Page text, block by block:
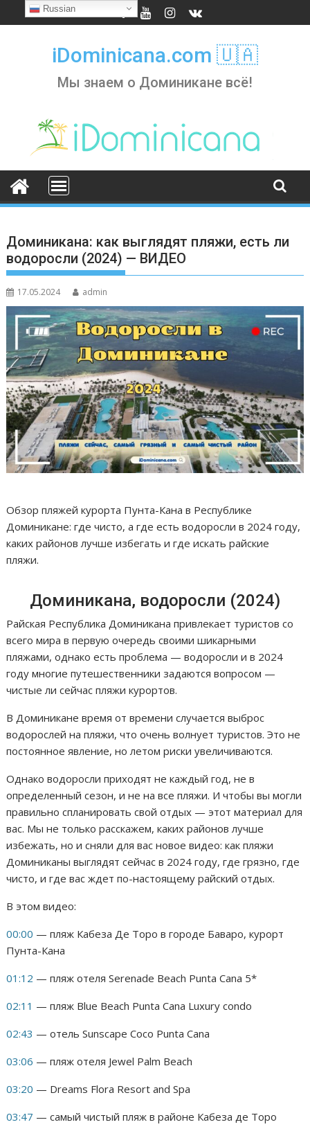
to
iDominicana.com 🇺🇦
Мы знаем о Доминикане всё!
Доминикана: как выглядят пляжи, есть ли
водоросли (2024) — ВИДЕО
17.05.2024 admin
Обзор пляжей курорта Пунта-Кана в Республике
Доминикане: где чисто, а где есть водоросли в 2024 году,
каких районов лучше избегать и где искать райские
пляжи.
Доминикана, водоросли (2024)
Райская Республика Доминикана привлекает туристов со
всего мира в первую очередь своими шикарными
пляжами, однако есть проблема — водоросли и в 2024
году многие путешественники задаются вопросом —
чистые ли сейчас пляжи курортов.
В Доминикане время от времени случается выброс
водорослей на пляжи, что очень волнует туристов. Это не
постоянное явление, но летом риски увеличиваются.
Однако водоросли приходят не каждый год, не в
определенный сезон, и не на все пляжи. И чтобы вы могли
правильно спланировать свой отдых — этот материал для
вас. Мы не только расскажем, каких районов лучше
избежать, но и сняли для вас новое видео: как пляжи
Доминиканы выглядят сейчас в 2024 году, где грязно, где
чисто, и где вас ждет по-настоящему райский отдых.
В этом видео:
00:00 — пляж Кабеза Де Торо в городе Баваро, курорт
Пунта-Кана
01:12 — пляж отеля Serenade Beach Punta Cana 5*
02:11 — пляж Blue Beach Punta Cana Luxury condo
02:43 — отель Sunscape Coco Punta Cana
03:06 — пляж отеля Jewel Palm Beach
03:20 — Dreams Flora Resort and Spa
03:47 — самый чистый пляж в районе Кабеза де Торо
Russian